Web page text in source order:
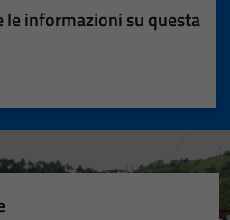
le informazioni su questa
su 5
su 5
5